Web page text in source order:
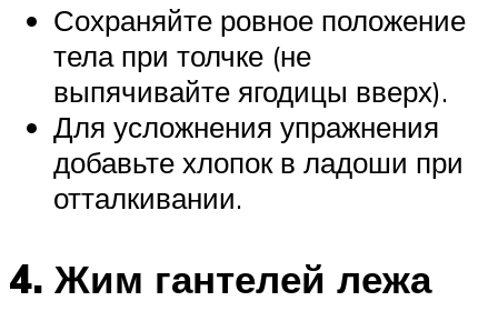
Сохраняйте ровное положение
тела при толчке (не
выпячивайте ягодицы вверх).
Для усложнения упражнения
добавьте хлопок в ладоши при
отталкивании.
4. Жим гантелей лежа